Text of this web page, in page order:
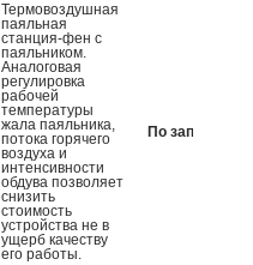
Термовоздушная
паяльная
станция-фен с
паяльником.
Аналоговая
регулировка
рабочей
температуры
жала паяльника,
потока горячего
воздуха и
интенсивности
обдува позволяет
снизить
стоимость
устройства не в
ущерб качеству
его работы.
По запросу